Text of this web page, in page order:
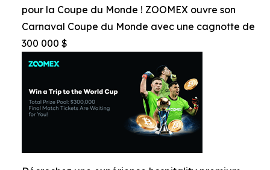
pour la Coupe du Monde ! ZOOMEX ouvre son
Carnaval Coupe du Monde avec une cagnotte de
300 000 $